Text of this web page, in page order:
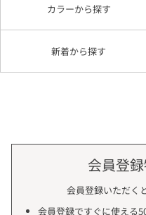
カラーから探す
新着から探す
会員登
会員登録いただく
会員登録ですぐに使える